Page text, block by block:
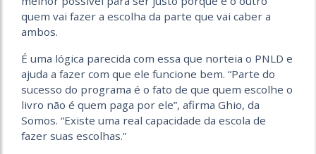
quem vai fazer a escolha da parte que vai caber a
ambos.
É uma lógica parecida com essa que norteia o PNLD e
ajuda a fazer com que ele funcione bem. “Parte do
sucesso do programa é o fato de que quem escolhe o
livro não é quem paga por ele”, afirma Ghio, da
Somos. “Existe uma real capacidade da escola de
fazer suas escolhas.”